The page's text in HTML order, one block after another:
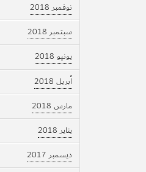
نوفمبر 2018
سبتمبر 2018
يونيو 2018
أبريل 2018
مارس 2018
يناير 2018
ديسمبر 2017